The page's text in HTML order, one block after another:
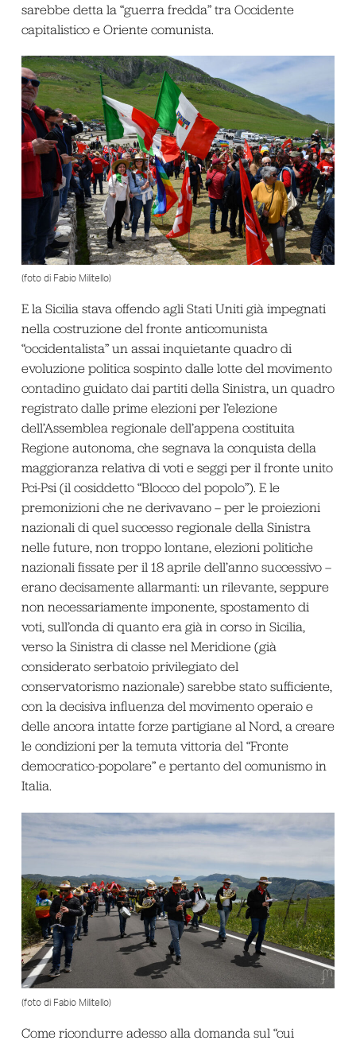
sarebbe detta la “guerra fredda” tra Occidente
capitalistico e Oriente comunista.
(foto di Fabio Militello)
E la Sicilia stava offendo agli Stati Uniti già impegnati
nella costruzione del fronte anticomunista
“occidentalista” un assai inquietante quadro di
evoluzione politica sospinto dalle lotte del movimento
contadino guidato dai partiti della Sinistra, un quadro
registrato dalle prime elezioni per l’elezione
dell’Assemblea regionale dell’appena costituita
Regione autonoma, che segnava la conquista della
maggioranza relativa di voti e seggi per il fronte unito
Pci-Psi (il cosiddetto “Blocco del popolo”). E le
premonizioni che ne derivavano – per le proiezioni
nazionali di quel successo regionale della Sinistra
nelle future, non troppo lontane, elezioni politiche
nazionali fissate per il 18 aprile dell’anno successivo –
erano decisamente allarmanti: un rilevante, seppure
non necessariamente imponente, spostamento di
voti, sull’onda di quanto era già in corso in Sicilia,
verso la Sinistra di classe nel Meridione (già
considerato serbatoio privilegiato del
conservatorismo nazionale) sarebbe stato sufficiente,
con la decisiva influenza del movimento operaio e
delle ancora intatte forze partigiane al Nord, a creare
le condizioni per la temuta vittoria del “Fronte
democratico-popolare” e pertanto del comunismo in
Italia.
(foto di Fabio Militello)
Come ricondurre adesso alla domanda sul “cui